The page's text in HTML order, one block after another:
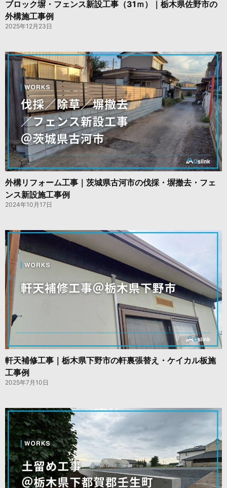
ブロック塀・フェンス新設工事（31ｍ）｜栃木県佐野市の
外構施工事例
2025年12月23日
外構リフォーム工事｜茨城県古河市の伐採・塀撤去・フェ
ンス新設施工事例
2024年10月17日
軒天補修工事｜栃木県下野市の軒裏張替え・ケイカル板施
工事例
2025年7月10日